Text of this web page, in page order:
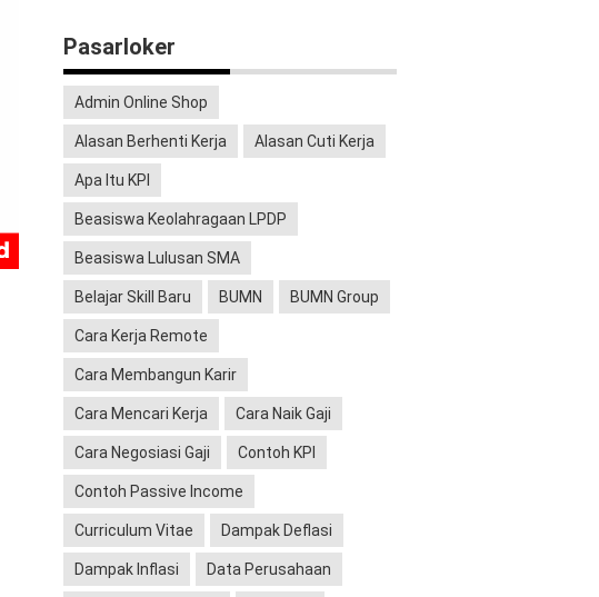
Pasarloker
Admin Online Shop
Alasan Berhenti Kerja Alasan Cuti Kerja
Apa Itu KPI
Beasiswa Keolahragaan LPDP
Beasiswa Lulusan SMA
Belajar Skill Baru BUMN BUMN Group
Cara Kerja Remote
Cara Membangun Karir
Cara Mencari Kerja Cara Naik Gaji
Cara Negosiasi Gaji Contoh KPI
Contoh Passive Income
Curriculum Vitae Dampak Deflasi
Dampak Inflasi Data Perusahaan